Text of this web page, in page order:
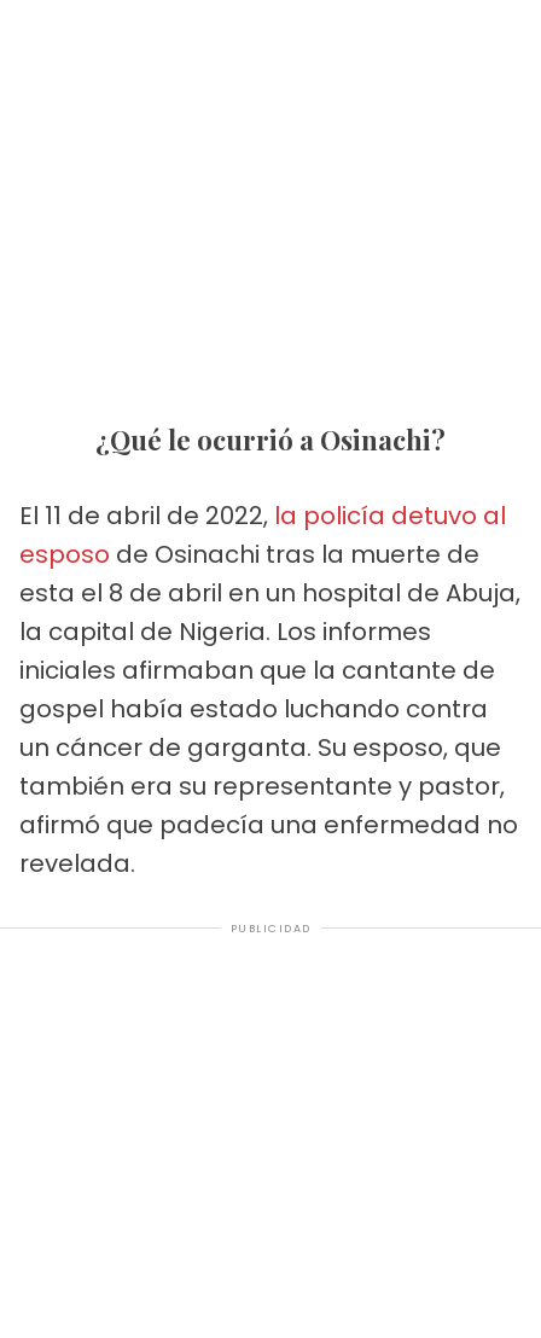
¿Qué le ocurrió a Osinachi?
El 11 de abril de 2022, la policía detuvo al
esposo de Osinachi tras la muerte de
esta el 8 de abril en un hospital de Abuja,
la capital de Nigeria. Los informes
iniciales afirmaban que la cantante de
gospel había estado luchando contra
un cáncer de garganta. Su esposo, que
también era su representante y pastor,
afirmó que padecía una enfermedad no
revelada.
PUBLICIDAD